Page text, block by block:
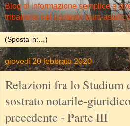
Blog di informazione semplice e
tribalismo nel contesto euro-asiatico
giovedì 20 febbraio 2020
Relazioni fra lo Studium
sostrato notarile-
precedente - Parte III